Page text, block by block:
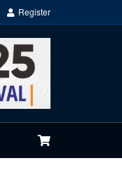
Register